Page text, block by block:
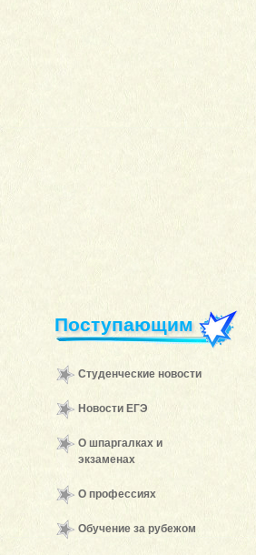
Поступающим
Студенческие новости
Новости ЕГЭ
О шпаргалках и
экзаменах
О профессиях
Обучение за рубежом